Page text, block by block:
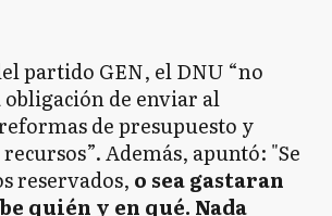
partido GEN, el DNU “no
obligación de enviar al
de presupuesto y
Además, apuntó: "Se
reservados, o sea gastaran
quién y en qué. Nada